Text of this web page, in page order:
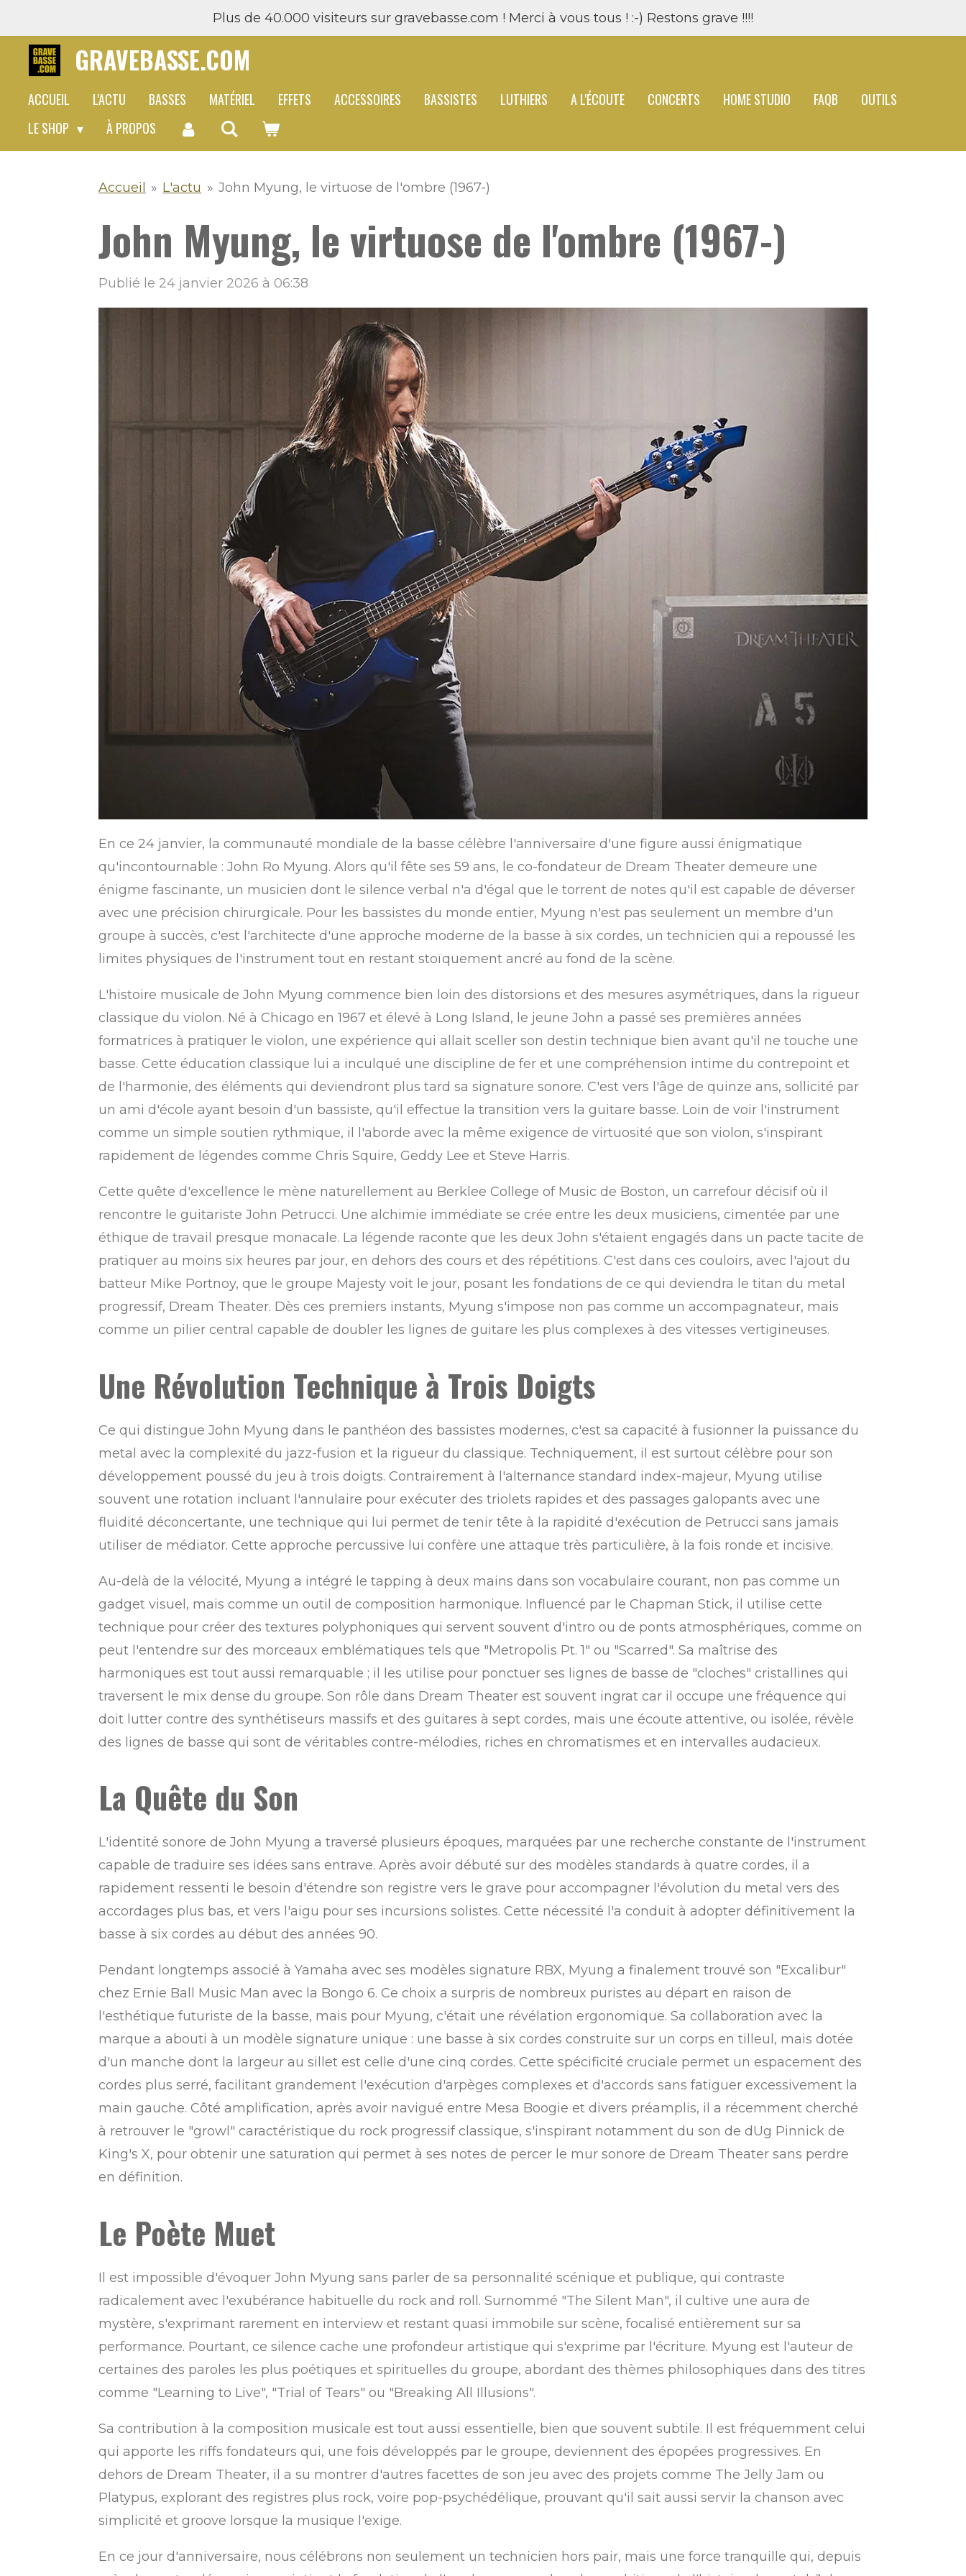
contenu
Plus de 40.000 visiteurs sur gravebasse.com ! Merci à vous tous ! :-) Restons grave !!!!
GRAVEBASSE.COM
ACCUEIL L'ACTU BASSES MATÉRIEL EFFETS ACCESSOIRES BASSISTES LUTHIERS A L'ÉCOUTE CONCERTS HOME STUDIO FAQB
OUTILS
LE SHOP
À PROPOS
Accueil » L'actu » John Myung, le virtuose de l'ombre (1967-)
John Myung, le virtuose de l'ombre (1967-)
Publié le 24 janvier 2026 à 06:38
En ce 24 janvier, la communauté mondiale de la basse célèbre l'anniversaire d'une figure aussi énigmatique
qu'incontournable : John Ro Myung. Alors qu'il fête ses 59 ans, le co-fondateur de Dream Theater demeure une
énigme fascinante, un musicien dont le silence verbal n'a d'égal que le torrent de notes qu'il est capable de déverser
avec une précision chirurgicale. Pour les bassistes du monde entier, Myung n'est pas seulement un membre d'un
groupe à succès, c'est l'architecte d'une approche moderne de la basse à six cordes, un technicien qui a repoussé les
limites physiques de l'instrument tout en restant stoïquement ancré au fond de la scène.
L'histoire musicale de John Myung commence bien loin des distorsions et des mesures asymétriques, dans la rigueur
classique du violon. Né à Chicago en 1967 et élevé à Long Island, le jeune John a passé ses premières années
formatrices à pratiquer le violon, une expérience qui allait sceller son destin technique bien avant qu'il ne touche une
basse. Cette éducation classique lui a inculqué une discipline de fer et une compréhension intime du contrepoint et
de l'harmonie, des éléments qui deviendront plus tard sa signature sonore. C'est vers l'âge de quinze ans, sollicité par
un ami d'école ayant besoin d'un bassiste, qu'il effectue la transition vers la guitare basse. Loin de voir l'instrument
comme un simple soutien rythmique, il l'aborde avec la même exigence de virtuosité que son violon, s'inspirant
rapidement de légendes comme Chris Squire, Geddy Lee et Steve Harris.
Cette quête d'excellence le mène naturellement au Berklee College of Music de Boston, un carrefour décisif où il
rencontre le guitariste John Petrucci. Une alchimie immédiate se crée entre les deux musiciens, cimentée par une
éthique de travail presque monacale. La légende raconte que les deux John s'étaient engagés dans un pacte tacite de
pratiquer au moins six heures par jour, en dehors des cours et des répétitions. C'est dans ces couloirs, avec l'ajout du
batteur Mike Portnoy, que le groupe Majesty voit le jour, posant les fondations de ce qui deviendra le titan du metal
progressif, Dream Theater. Dès ces premiers instants, Myung s'impose non pas comme un accompagnateur, mais
comme un pilier central capable de doubler les lignes de guitare les plus complexes à des vitesses vertigineuses.
Une Révolution Technique à Trois Doigts
Ce qui distingue John Myung dans le panthéon des bassistes modernes, c'est sa capacité à fusionner la puissance du
metal avec la complexité du jazz-fusion et la rigueur du classique. Techniquement, il est surtout célèbre pour son
développement poussé du jeu à trois doigts. Contrairement à l'alternance standard index-majeur, Myung utilise
souvent une rotation incluant l'annulaire pour exécuter des triolets rapides et des passages galopants avec une
fluidité déconcertante, une technique qui lui permet de tenir tête à la rapidité d'exécution de Petrucci sans jamais
utiliser de médiator. Cette approche percussive lui confère une attaque très particulière, à la fois ronde et incisive.
Au-delà de la vélocité, Myung a intégré le tapping à deux mains dans son vocabulaire courant, non pas comme un
gadget visuel, mais comme un outil de composition harmonique. Influencé par le Chapman Stick, il utilise cette
technique pour créer des textures polyphoniques qui servent souvent d'intro ou de ponts atmosphériques, comme on
peut l'entendre sur des morceaux emblématiques tels que "Metropolis Pt. 1" ou "Scarred". Sa maîtrise des
harmoniques est tout aussi remarquable ; il les utilise pour ponctuer ses lignes de basse de "cloches" cristallines qui
traversent le mix dense du groupe. Son rôle dans Dream Theater est souvent ingrat car il occupe une fréquence qui
doit lutter contre des synthétiseurs massifs et des guitares à sept cordes, mais une écoute attentive, ou isolée, révèle
des lignes de basse qui sont de véritables contre-mélodies, riches en chromatismes et en intervalles audacieux.
La Quête du Son
L'identité sonore de John Myung a traversé plusieurs époques, marquées par une recherche constante de l'instrument
capable de traduire ses idées sans entrave. Après avoir débuté sur des modèles standards à quatre cordes, il a
rapidement ressenti le besoin d'étendre son registre vers le grave pour accompagner l'évolution du metal vers des
accordages plus bas, et vers l'aigu pour ses incursions solistes. Cette nécessité l'a conduit à adopter définitivement la
basse à six cordes au début des années 90.
Pendant longtemps associé à Yamaha avec ses modèles signature RBX, Myung a finalement trouvé son "Excalibur"
chez Ernie Ball Music Man avec la Bongo 6. Ce choix a surpris de nombreux puristes au départ en raison de
l'esthétique futuriste de la basse, mais pour Myung, c'était une révélation ergonomique. Sa collaboration avec la
marque a abouti à un modèle signature unique : une basse à six cordes construite sur un corps en tilleul, mais dotée
d'un manche dont la largeur au sillet est celle d'une cinq cordes. Cette spécificité cruciale permet un espacement des
cordes plus serré, facilitant grandement l'exécution d'arpèges complexes et d'accords sans fatiguer excessivement la
main gauche. Côté amplification, après avoir navigué entre Mesa Boogie et divers préamplis, il a récemment cherché
à retrouver le "growl" caractéristique du rock progressif classique, s'inspirant notamment du son de dUg Pinnick de
King's X, pour obtenir une saturation qui permet à ses notes de percer le mur sonore de Dream Theater sans perdre
en définition.
Le Poète Muet
Il est impossible d'évoquer John Myung sans parler de sa personnalité scénique et publique, qui contraste
radicalement avec l'exubérance habituelle du rock and roll. Surnommé "The Silent Man", il cultive une aura de
mystère, s'exprimant rarement en interview et restant quasi immobile sur scène, focalisé entièrement sur sa
performance. Pourtant, ce silence cache une profondeur artistique qui s'exprime par l'écriture. Myung est l'auteur de
certaines des paroles les plus poétiques et spirituelles du groupe, abordant des thèmes philosophiques dans des titres
comme "Learning to Live", "Trial of Tears" ou "Breaking All Illusions".
Sa contribution à la composition musicale est tout aussi essentielle, bien que souvent subtile. Il est fréquemment celui
qui apporte les riffs fondateurs qui, une fois développés par le groupe, deviennent des épopées progressives. En
dehors de Dream Theater, il a su montrer d'autres facettes de son jeu avec des projets comme The Jelly Jam ou
Platypus, explorant des registres plus rock, voire pop-psychédélique, prouvant qu'il sait aussi servir la chanson avec
simplicité et groove lorsque la musique l'exige.
En ce jour d'anniversaire, nous célébrons non seulement un technicien hors pair, mais une force tranquille qui, depuis